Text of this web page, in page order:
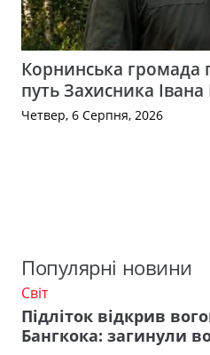
Корнинська громада
путь Захисника
Четвер, 6 Серпня, 2026
Популярні новини
Світ
Підліток відкрив
Бангкока: загинули